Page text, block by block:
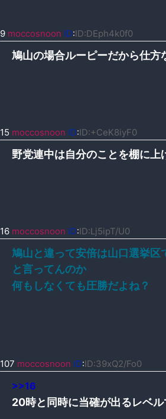
9 moccosnoon ID:ID:DEph4k0f0
鳩山の場合ルーピーだから仕方
15 moccosnoon ID:ID:+CeK8iyF0
野党連中は自分のことを棚に
16 moccosnoon ID:ID:Lj5ipT/U0
鳩山と違って安倍は山口選挙
と言ってんのか
何もしなくても圧勝だよね？
107 moccosnoon ID:ID:39xQ2/Fo0
>>16
20時と同時に当確が出るレベ